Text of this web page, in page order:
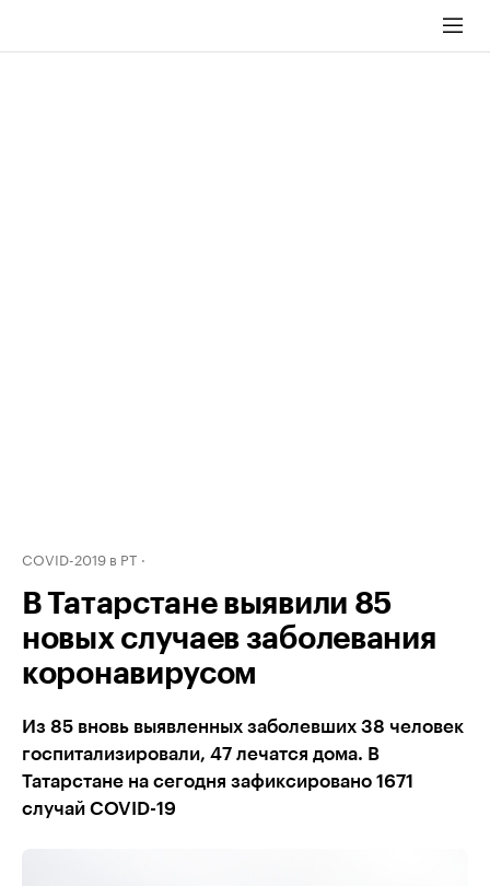
COVID-2019 в РТ
В Татарстане выявили 85
новых случаев заболевания
коронавирусом
Из 85 вновь выявленных заболевших 38 человек
госпитализировали, 47 лечатся дома. В
Татарстане на сегодня зафиксировано 1671
случай COVID-19